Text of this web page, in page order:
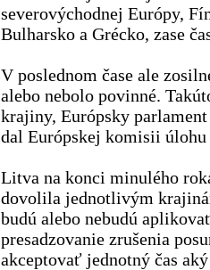
severovýchodnej Európy,
Bulharsko a Grécko, zase
V poslednom čase ale
alebo nebolo povinné.
krajiny, Európsky
dal Európskej komisii úlohu
Litva na konci minulého
dovolila jednotlivým
budú alebo nebudú
presadzovanie zrušenia
akceptovať jednotný čas